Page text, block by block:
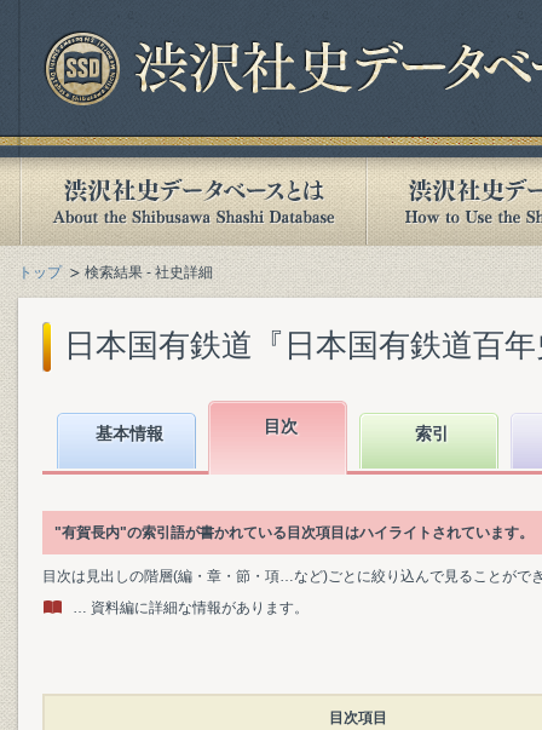
トップ 検索結果 - 社史詳細
日本国有鉄道『日本国有鉄道百
基本情報 目次 索引
"有賀長内"の索引語が書かれている目次項目はハイライトされています。
目次は見出しの階層(編・章・節・項…など)ごとに絞り込んで見ることがで
… 資料編に詳細な情報があります。
目次項目